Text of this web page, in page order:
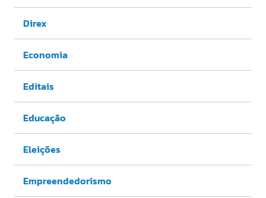
Direx
Economia
Editais
Educação
Eleições
Empreendedorismo